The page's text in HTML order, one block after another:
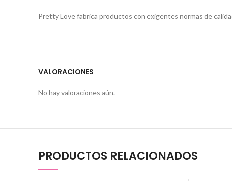
Pretty Love fabrica productos con exigentes normas de
VALORACIONES
No hay valoraciones aún.
PRODUCTOS RELACIONADOS